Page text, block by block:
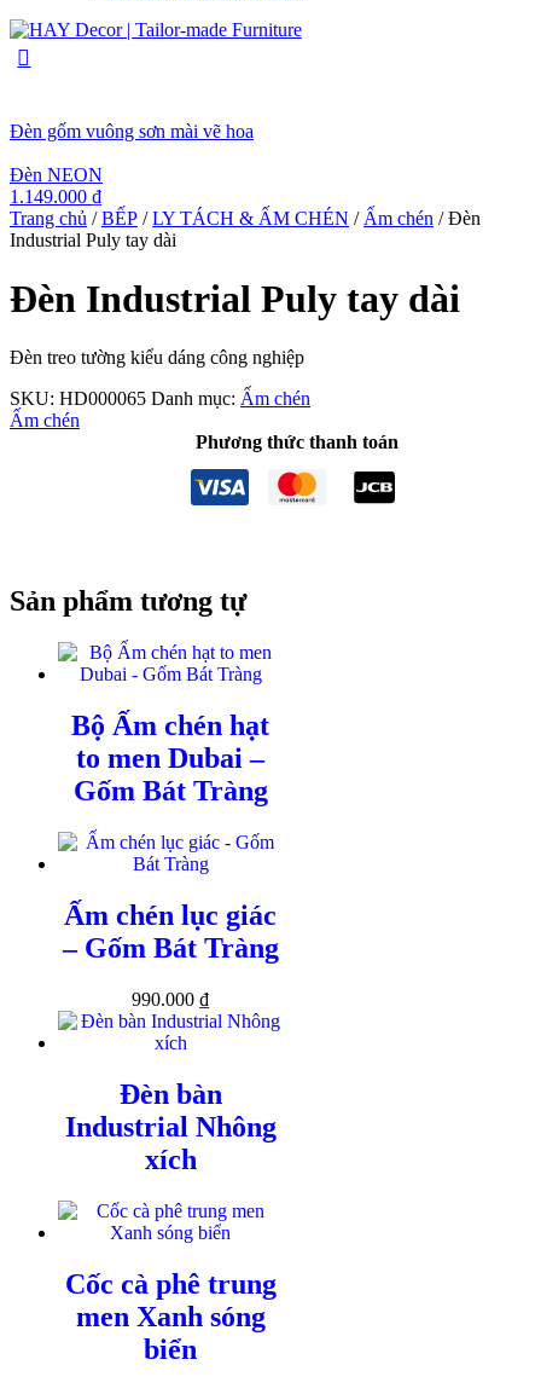
Đèn gốm vuông sơn mài vẽ hoa
Đèn NEON
1.149.000 ₫
Trang chủ /BẾP /LY TÁCH & ẤM CHÉN / Ấm chén / Đèn
Industrial Puly tay dài
Đèn Industrial Puly tay dài
Đèn treo tường kiểu dáng công nghiệp
SKU: HD000065 Danh mục: Ấm chén
Ấm chén
Phương thức thanh toán
Sản phẩm tương tự
Bộ Ấm chén hạt
to men Dubai –
Gốm Bát Tràng
Ấm chén lục giác
– Gốm Bát Tràng
990.000 ₫
Đèn bàn
Industrial Nhông
xích
Cốc cà phê trung
men Xanh sóng
biển